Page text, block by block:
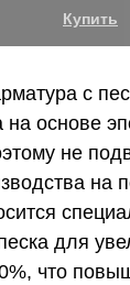
Купить
с
на основе
не
на
для
что